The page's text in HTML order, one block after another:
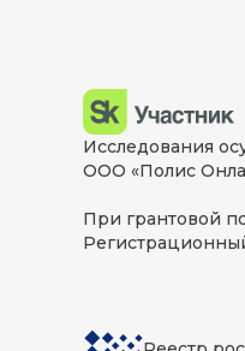
Исследования
ООО «Полис
При грантовой